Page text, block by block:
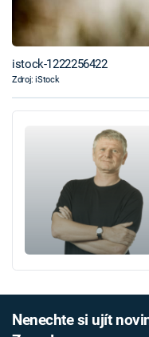
istock-1222256422
Zdroj: iStock
Nenechte si ujít